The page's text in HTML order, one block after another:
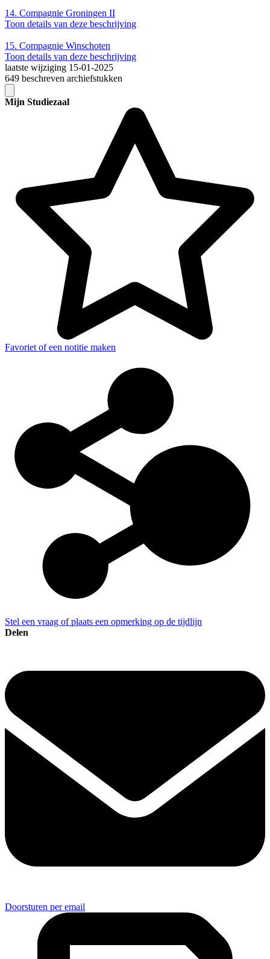
14. Compagnie Groningen II
Toon details van deze beschrijving
15. Compagnie Winschoten
Toon details van deze beschrijving
laatste wijziging 15-01-2025
649 beschreven archiefstukken
Mijn Studiezaal
Favoriet of een notitie maken
Stel een vraag of plaats een opmerking op de tijdlijn
Delen
Doorsturen per email